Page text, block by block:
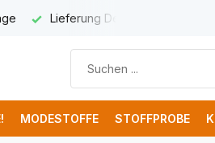
Lieferung Deutschland € 8,95
MODESTOFFE STOFFPROBE